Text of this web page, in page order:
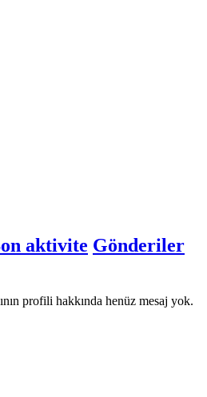
aktivite Gönderiler
profili hakkında henüz mesaj yok.